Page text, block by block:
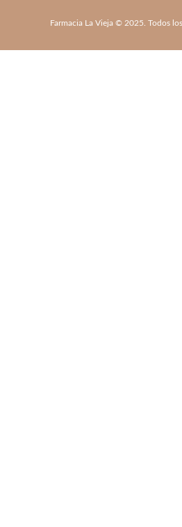
Farmacia La Vieja © 2025. Todos